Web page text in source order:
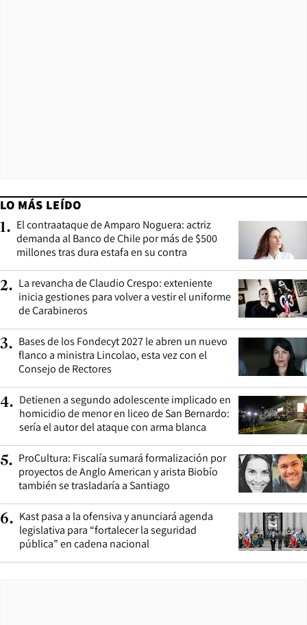
LO MÁS LEÍDO
1. El contraataque de Amparo Noguera: actriz
demanda al Banco de Chile por más de $500
millones tras dura estafa en su contra
2. La revancha de Claudio Crespo: exteniente
inicia gestiones para volver a vestir el uniforme
de Carabineros
3. Bases de los Fondecyt 2027 le abren un nuevo
flanco a ministra Lincolao, esta vez con el
Consejo de Rectores
4. Detienen a segundo adolescente implicado en
homicidio de menor en liceo de San Bernardo:
sería el autor del ataque con arma blanca
5. ProCultura: Fiscalía sumará formalización por
proyectos de Anglo American y arista Biobío
también se trasladaría a Santiago
6. Kast pasa a la ofensiva y anunciará agenda
legislativa para “fortalecer la seguridad
pública” en cadena nacional